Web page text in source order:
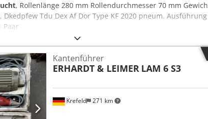
, Rollenlänge 280 mm Rollendurchmesser 70 mm
Tdu Dex Af Dor Type KF 2020 pneum.
Paar
Krefeld 271 km
Kantenführer
ERHARDT & LEIMER LAM 6 S3